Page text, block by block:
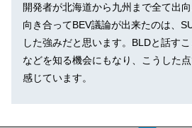
開発者が北海道から九州まで全て出
向き合ってBEV議論が出来たのは、
した強みだと思います。BLDと話す
などを知る機会にもなり、こうした
感じています。